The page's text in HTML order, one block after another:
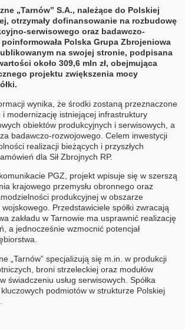
„Tarnów” S.A., należące do Polskiej
otrzymały dofinansowanie na rozbudowę
serwisowego oraz badawczo-
Polska Grupa Zbrojeniowa
na swojej stronie, podpisana
około 309,6 mln zł, obejmująca
projektu zwiększenia mocy
wynika, że środki zostaną przeznaczone
modernizację istniejącej infrastruktury
obiektów produkcyjnych i serwisowych, a
badawczo-rozwojowego. Celem inwestycji
realizacji bieżących i przyszłych
dla Sił Zbrojnych RP.
PGZ, projekt wpisuje się w szerszą
krajowego przemysłu obronnego oraz
produkcyjnej w obszarze
Przedstawiciele spółki zwracają
zakładu w Tarnowie ma usprawnić realizację
a jednocześnie wzmocnić potencjał
„Tarnów” specjalizują się m.in. w produkcji
broni strzeleckiej oraz modułów
świadczeniu usług serwisowych. Spółka
podmiotów w strukturze Polskiej